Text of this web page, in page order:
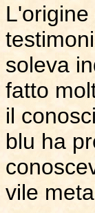
soleva
fatto
il
blu ha
vile